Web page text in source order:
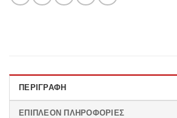
ΠΕΡΙΓΡΑΦΉ
ΕΠΙΠΛΈΟΝ ΠΛΗΡΟΦΟΡΊΕΣ